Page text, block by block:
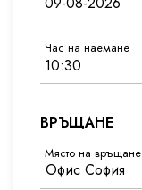
Час на наемане
ВРЪЩАНЕ
Място на връщане